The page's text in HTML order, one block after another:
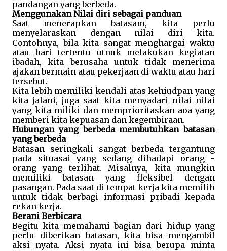
pandangan yang berbeda.
Menggunakan Nilai diri sebagai panduan
Saat menerapkan batasam, kita perlu
menyelaraskan dengan nilai diri kita.
Contohnya, bila kita sangat menghargai waktu
atau hari tertentu utnuk melakukan kegiatan
ibadah, kita berusaha untuk tidak menerima
ajakan bermain atau pekerjaan di waktu atau hari
tersebut.
Kita lebih memiliki kendali atas kehiudpan yang
kita jalani, juga saat kita menyadari nilai nilai
yang kita miliki dan memprioritaskan aoa yang
memberi kita kepuasan dan kegembiraan.
Hubungan yang berbeda membutuhkan batasan
yang berbeda
Batasan seringkali sangat berbeda tergantung
pada situasai yang sedang dihadapi orang -
orang yang terlihat. Misalnya, kita mungkin
memiliki batasan yang fleksibel dengan
pasangan. Pada saat di tempat kerja kita memilih
untuk tidak berbagi informasi pribadi kepada
rekan kerja.
Berani Berbicara
Begitu kita memahami bagian dari hidup yang
perlu diberikan batasan, kita bisa mengambil
aksi nyata. Aksi nyata ini bisa berupa minta